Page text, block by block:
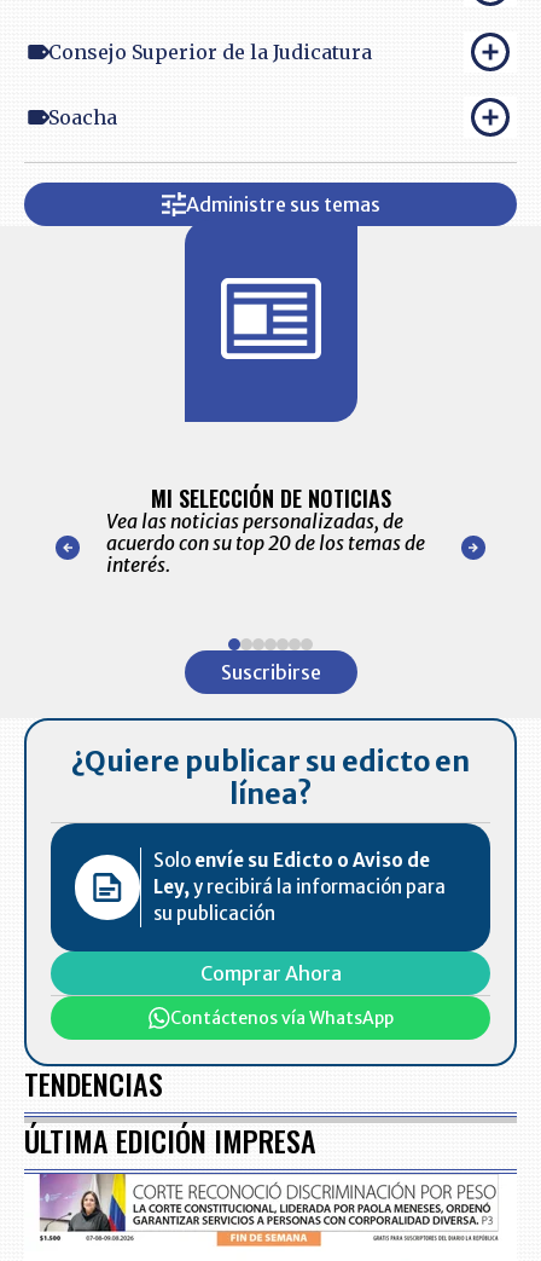
Consejo Superior de la Judicatura
Soacha
Administre sus temas
nuestro
para
MI SELECCIÓN DE NOTICIAS
Vea las noticias personalizadas, de
acuerdo con su top 20 de los temas de
interés.
de las
Suscribirse
¿Quiere publicar su edicto en
línea?
Solo envíe su Edicto o Aviso de
Ley,y recibirá la información para
su publicación
Comprar Ahora
Contáctenos vía WhatsApp
TENDENCIAS
ÚLTIMA EDICIÓN IMPRESA